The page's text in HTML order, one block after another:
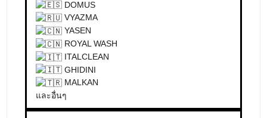
และอื่นๆ
บริษัท อิงธิรา จำกัด / ENG-THIRA CO.,LTD.